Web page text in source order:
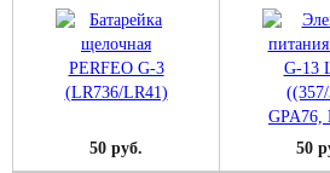
50 руб. 50